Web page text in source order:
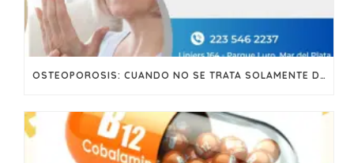
OSTEOPOROSIS: CUANDO NO SE TRATA SOLAMENTE DEL CALCIO…